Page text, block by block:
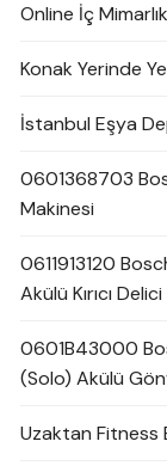
Online İç
Konak Yerinde
İstanbul Eşya
0601368703
Makinesi
0611913120
Akülü Kırıcı Delici
0601B43000
(Solo) Akülü
Uzaktan Fitness